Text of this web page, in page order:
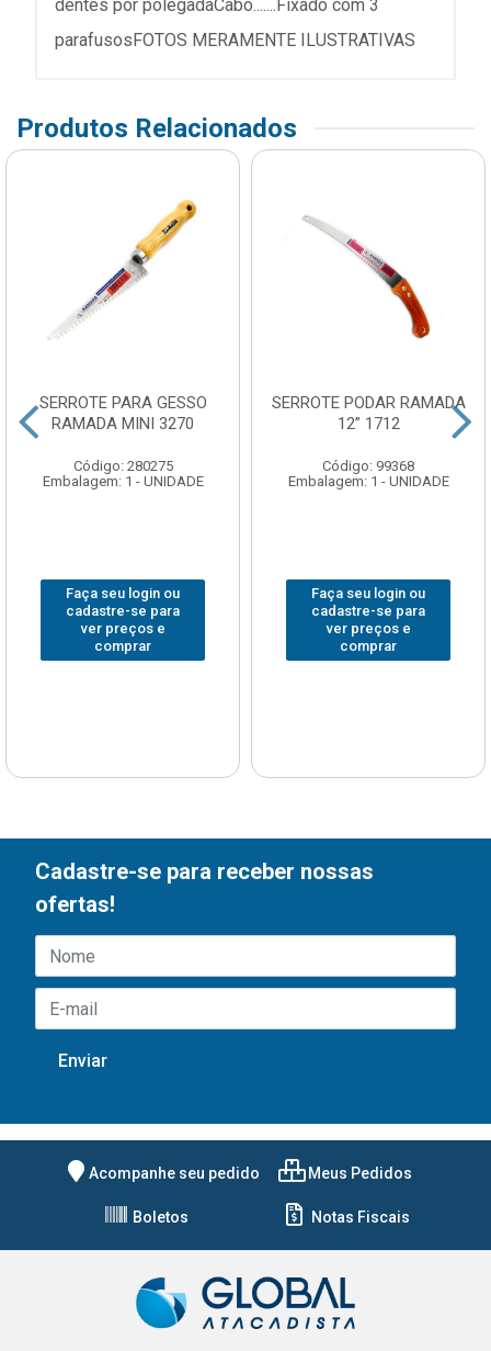
dentes por polegadaCabo.......Fixado com 3
parafusosFOTOS MERAMENTE ILUSTRATIVAS
Produtos Relacionados
SERROTE PARA GESSO
RAMADA MINI 3270
Código: 280275
Embalagem: 1 - UNIDADE
Faça seu login ou
cadastre-se para
ver preços e
comprar
SERROTE PODAR RAMADA
12” 1712
Código: 99368
Embalagem: 1 - UNIDADE
Faça seu login ou
cadastre-se para
ver preços e
comprar
Cadastre-se para receber nossas
ofertas!
Acompanhe seu pedido Meus Pedidos
Boletos Notas Fiscais